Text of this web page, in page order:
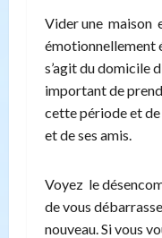
Vider une maison
émotionnellement
s’agit du domicile
important de
cette période et
et de ses amis.
Voyez le
de vous
nouveau. Si vous